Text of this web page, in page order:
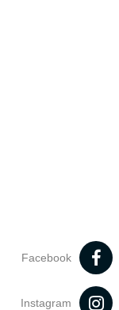
Facebook
Instagram